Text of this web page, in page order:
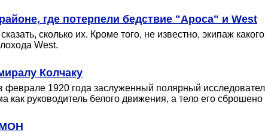
где потерпели бедствие "Ароса" и West
сколько их. Кроме того, не известно, экипаж
West.
Колчаку
феврале 1920 года заслуженный полярный
руководитель белого движения, а тело его